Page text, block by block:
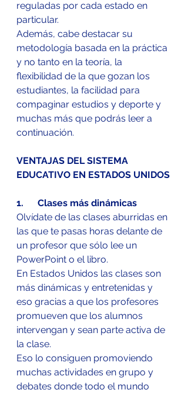
reguladas por cada estado en
particular.
Además, cabe destacar su
metodología basada en la práctica
y no tanto en la teoría, la
flexibilidad de la que gozan los
estudiantes, la facilidad para
compaginar estudios y deporte y
muchas más que podrás leer a
continuación.
VENTAJAS DEL SISTEMA
EDUCATIVO EN ESTADOS UNIDOS
1.      Clases más dinámicas
Olvídate de las clases aburridas en
las que te pasas horas delante de
un profesor que sólo lee un
PowerPoint o el libro.
En Estados Unidos las clases son
más dinámicas y entretenidas y
eso gracias a que los profesores
promueven que los alumnos
intervengan y sean parte activa de
la clase.
Eso lo consiguen promoviendo
muchas actividades en grupo y
debates donde todo el mundo